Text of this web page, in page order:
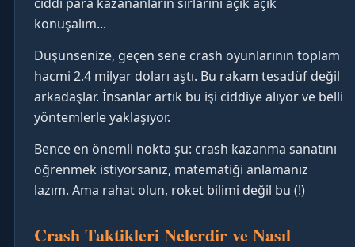
konuşalım...
Düşünsenize, geçen sene crash oyunlarının toplam
hacmi 2.4 milyar doları aştı. Bu rakam tesadüf değil
arkadaşlar. İnsanlar artık bu işi ciddiye alıyor ve belli
yöntemlerle yaklaşıyor.
Bence en önemli nokta şu: crash kazanma sanatını
öğrenmek istiyorsanız, matematiği anlamanız
lazım. Ama rahat olun, roket bilimi değil bu (!)
Crash Taktikleri Nelerdir ve Nasıl